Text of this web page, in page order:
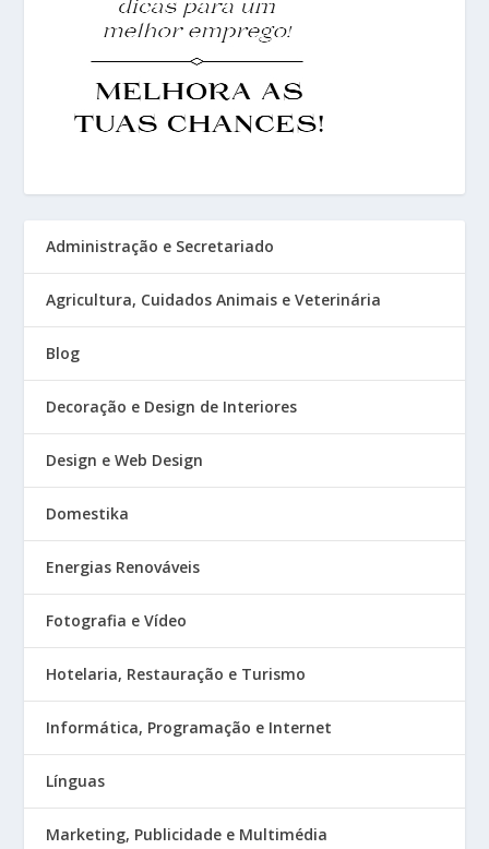
Administração e Secretariado
Agricultura, Cuidados Animais e Veterinária
Blog
Decoração e Design de Interiores
Design e Web Design
Domestika
Energias Renováveis
Fotografia e Vídeo
Hotelaria, Restauração e Turismo
Informática, Programação e Internet
Línguas
Marketing, Publicidade e Multimédia